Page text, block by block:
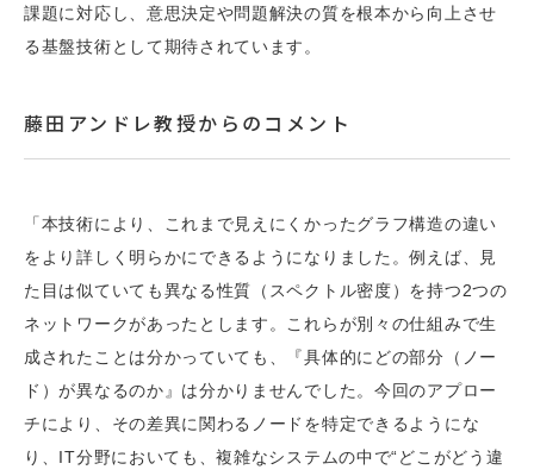
課題に対応し、意思決定や問題解決の質を根本から向上させ
る基盤技術として期待されています。
藤田アンドレ教授からのコメント
「本技術により、これまで見えにくかったグラフ構造の違い
をより詳しく明らかにできるようになりました。例えば、見
た目は似ていても異なる性質（スペクトル密度）を持つ2つの
ネットワークがあったとします。これらが別々の仕組みで生
成されたことは分かっていても、『具体的にどの部分（ノー
ド）が異なるのか』は分かりませんでした。今回のアプロー
チにより、その差異に関わるノードを特定できるようにな
り、IT分野においても、複雑なシステムの中で“どこがどう違